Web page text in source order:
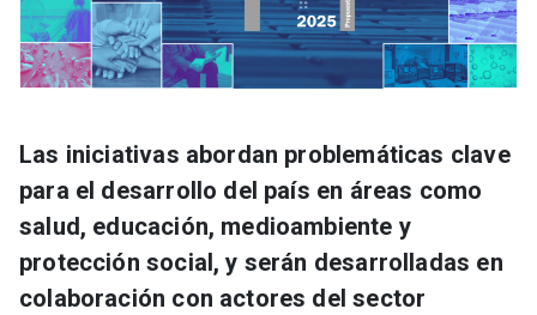
Las iniciativas abordan problemáticas clave
para el desarrollo del país en áreas como
salud, educación, medioambiente y
protección social, y serán desarrolladas en
colaboración con actores del sector